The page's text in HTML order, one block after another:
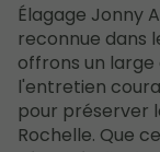
Élagage Jonny
reconnue dans
offrons un
l'entretien
pour préserver
Rochelle. Que